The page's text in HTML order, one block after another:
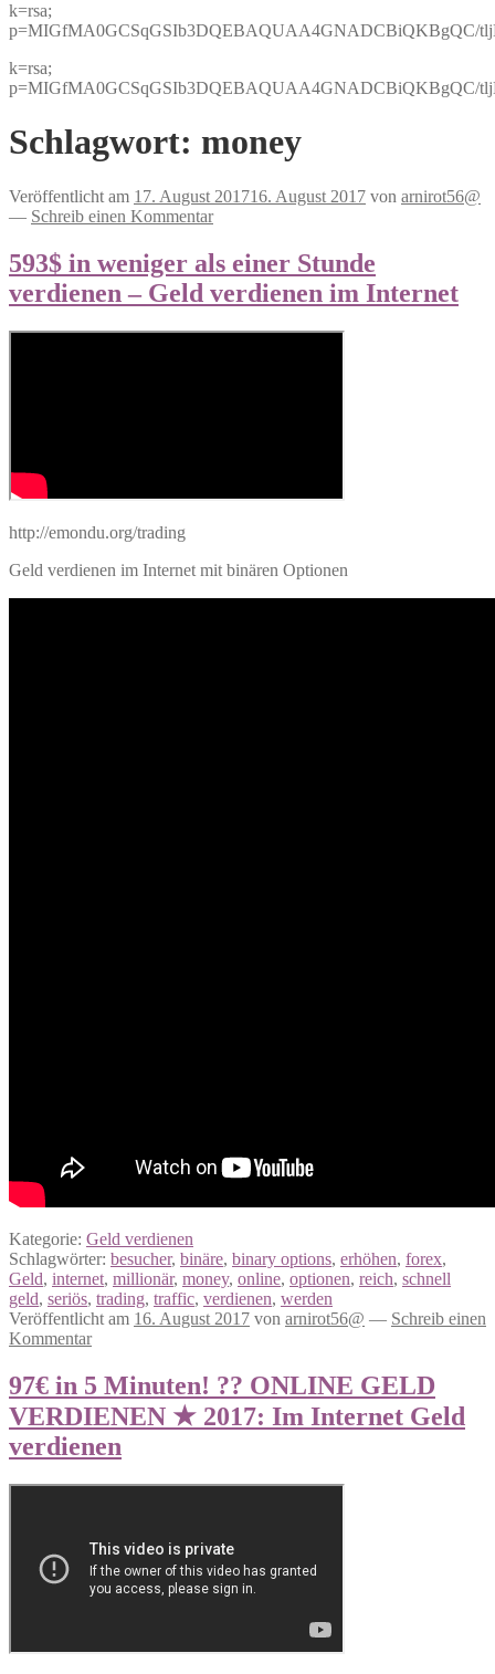
k=rsa;
p=MIGfMA0GCSqGSIb3DQEBAQUAA4GNADCBiQKBgQC/
k=rsa;
p=MIGfMA0GCSqGSIb3DQEBAQUAA4GNADCBiQKBgQC/
Schlagwort: money
Veröffentlicht am 17. August 201716. August 2017 von arnirot56@
— Schreib einen Kommentar
593$ in weniger als einer Stunde
verdienen – Geld verdienen im Internet
http://emondu.org/trading
Geld verdienen im Internet mit binären Optionen
Kategorie: Geld verdienen
Schlagwörter: besucher, binäre, binary options, erhöhen, forex,
Geld, internet, millionär, money, online, optionen, reich, schnell
geld, seriös, trading, traffic, verdienen, werden
Veröffentlicht am 16. August 2017 von arnirot56@ — Schreib einen
Kommentar
97€ in 5 Minuten! ?? ONLINE GELD
VERDIENEN ★ 2017: Im Internet Geld
verdienen